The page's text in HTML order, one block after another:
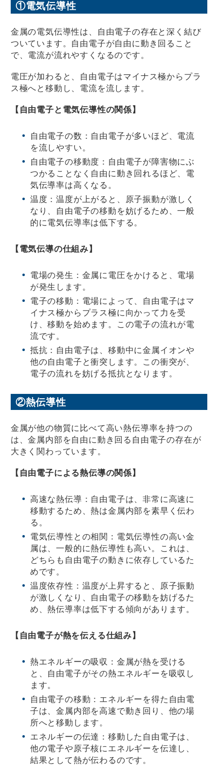
①電気伝導性
金属の電気伝導性は、自由電子の存在と深く結び
ついています。自由電子が自由に動き回ること
で、電流が流れやすくなるのです。
電圧が加わると、自由電子はマイナス極からプラ
ス極へと移動し、電流を流します。
【自由電子と電気伝導性の関係】
自由電子の数：自由電子が多いほど、電流
を流しやすい。
自由電子の移動度：自由電子が障害物にぶ
つかることなく自由に動き回れるほど、電
気伝導率は高くなる。
温度：温度が上がると、原子振動が激しく
なり、自由電子の移動を妨げるため、一般
的に電気伝導率は低下する。
【電気伝導の仕組み】
電場の発生：金属に電圧をかけると、電場
が発生します。
電子の移動：電場によって、自由電子はマ
イナス極からプラス極に向かって力を受
け、移動を始めます。この電子の流れが電
流です。
抵抗：自由電子は、移動中に金属イオンや
他の自由電子と衝突します。この衝突が、
電子の流れを妨げる抵抗となります。
②熱伝導性
金属が他の物質に比べて高い熱伝導率を持つの
は、金属内部を自由に動き回る自由電子の存在が
大きく関わっています。
【自由電子による熱伝導の関係】
高速な熱伝導：自由電子は、非常に高速に
移動するため、熱は金属内部を素早く伝わ
る。
電気伝導性との相関：電気伝導性の高い金
属は、一般的に熱伝導性も高い。これは、
どちらも自由電子の動きに依存しているた
めです。
温度依存性：温度が上昇すると、原子振動
が激しくなり、自由電子の移動を妨げるた
め、熱伝導率は低下する傾向があります。
【自由電子が熱を伝える仕組み】
熱エネルギーの吸収：金属が熱を受ける
と、自由電子がその熱エネルギーを吸収し
ます。
自由電子の移動：エネルギーを得た自由電
子は、金属内部を高速で動き回り、他の場
所へと移動します。
エネルギーの伝達：移動した自由電子は、
他の電子や原子核にエネルギーを伝達し、
結果として熱が伝わるのです。